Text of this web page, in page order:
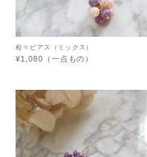
粒々ピアス（ミックス）
¥1,080（一点もの）